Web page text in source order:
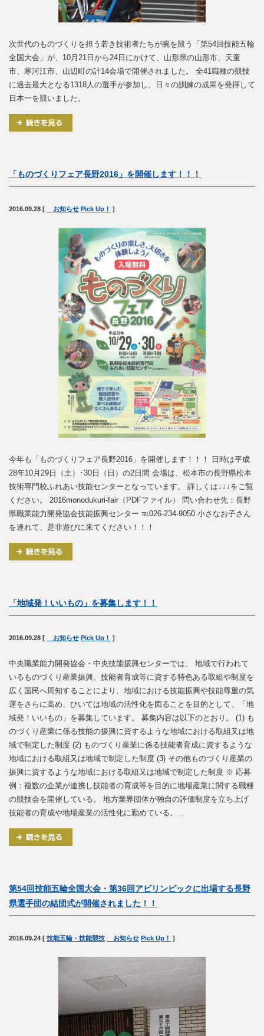
次世代のものづくりを担う若き技術者たちが腕を競う「第54回技能五輪
全国大会」が、10月21日から24日にかけて、山形県の山形市、天童
市、寒河江市、山辺町の計14会場で開催されました。 全41職種の競技
に過去最大となる1318人の選手が参加し、日々の訓練の成果を発揮して
日本一を競いました。
「ものづくりフェア長野2016」を開催します！！！
2016.09.28 [ お知らせ Pick Up！ ]
今年も「ものづくりフェア長野2016」を開催します！！！ 日時は平成
28年10月29日（土）･30日（日）の2日間 会場は、松本市の長野県松本
技術専門校ふれあい技能センターとなっています。 詳しくは↓↓↓をご覧
ください。 2016monodukuri-fair（PDFファイル） 問い合わせ先：長野
県職業能力開発協会技能振興センター ℡026-234-9050 小さなお子さん
を連れて、是非遊びに来てください！！！
「地域発！いいもの」を募集します！！
2016.09.28 [ お知らせ Pick Up！ ]
中央職業能力開発協会・中央技能振興センターでは、 地域で行われて
いるものづくり産業振興、技能者育成等に資する特色ある取組や制度を
広く国民へ周知することにより、地域における技能振興や技能尊重の気
運をさらに高め、ひいては地域の活性化を図ることを目的として、「地
域発！いいもの」を募集しています。 募集内容は以下のとおり。 (1) も
のづくり産業に係る技能の振興に資するような地域における取組又は地
域で制定した制度 (2) ものづくり産業に係る技能者育成に資するような
地域における取組又は地域で制定した制度 (3) その他ものづくり産業の
振興に資するような地域における取組又は地域で制定した制度 ※ 応募
例：複数の企業が連携し技能者の育成等を目的に地場産業に関する職種
の競技会を開催している。 地方業界団体が独自の評価制度を立ち上げ
技能者の育成や地場産業の活性化に勤めている。...
第54回技能五輪全国大会・第36回アビリンピックに出場する長野
県選手団の結団式が開催されました！！
2016.09.24 [ 技能五輪・技能競技 お知らせ Pick Up！ ]